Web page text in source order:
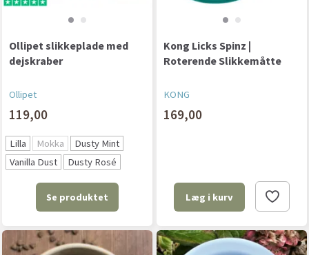
Ollipet slikkeplade med
dejskraber
Ollipet
119,00
Lilla Mokka
Dusty Mint
Vanilla Dust
Dusty Rosé
Se produktet
Kong Licks Spinz |
Roterende Slikkemåtte
KONG
169,00
Læg i kurv